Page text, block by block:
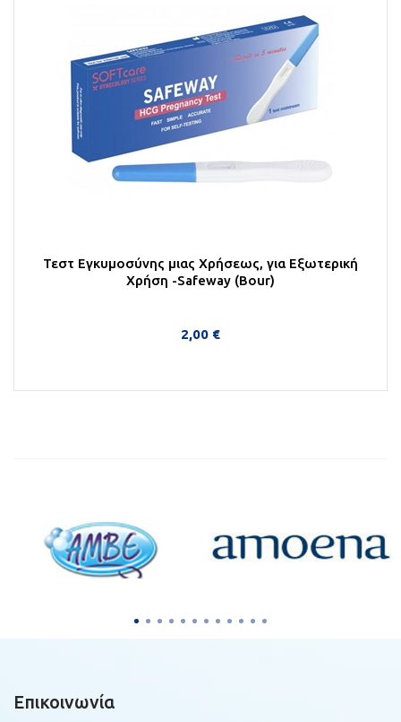
Τεστ Εγκυμοσύνης μιας Χρήσεως, για Εξωτερική
Χρήση -Safeway (Bour)
2,00 €
Επικοινωνία